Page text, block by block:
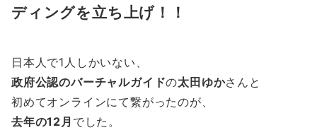
ディングを立ち上げ！！
日本人で1人しかいない、
政府公認のバーチャルガイドの太田ゆかさんと
初めてオンラインにて繋がったのが、
去年の12月 でした。